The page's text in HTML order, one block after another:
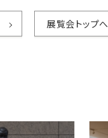
展覧会トップへ